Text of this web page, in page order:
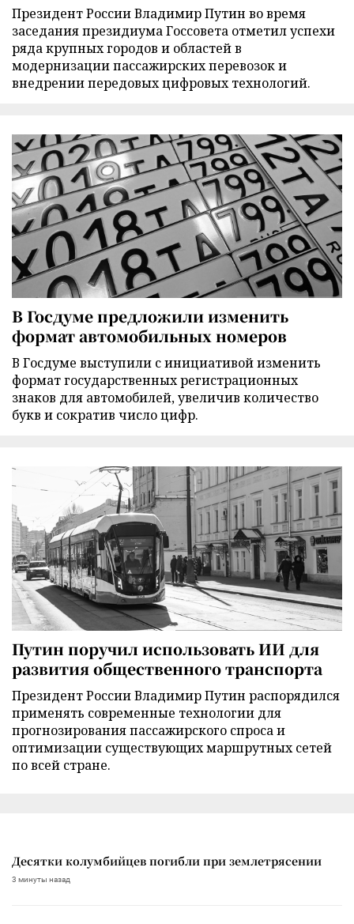
Президент России Владимир Путин во время
заседания президиума Госсовета отметил успехи
ряда крупных городов и областей в
модернизации пассажирских перевозок и
внедрении передовых цифровых технологий.
В Госдуме предложили изменить
формат автомобильных номеров
В Госдуме выступили с инициативой изменить
формат государственных регистрационных
знаков для автомобилей, увеличив количество
букв и сократив число цифр.
Путин поручил использовать ИИ для
развития общественного транспорта
Президент России Владимир Путин распорядился
применять современные технологии для
прогнозирования пассажирского спроса и
оптимизации существующих маршрутных сетей
по всей стране.
Десятки колумбийцев погибли при землетрясении
3 минуты назад